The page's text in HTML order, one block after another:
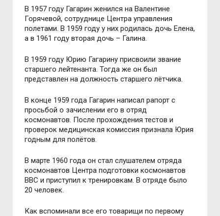
В 1957 году Гагарин женился на Валентине
Горячевой, сотруднице Центра управления
полетами. В 1959 году у них родилась дочь Елена,
а в 1961 году вторая дочь – Галина.
В 1959 году Юрию Гагарину присвоили звание
старшего лейтенанта. Тогда же он был
представлен на должность старшего лётчика.
В конце 1959 года Гагарин написал рапорт с
просьбой о зачислении его в отряд
космонавтов. После прохождения тестов и
проверок медицинская комиссия признала Юрия
годным для полётов.
В марте 1960 года он стал слушателем отряда
космонавтов Центра подготовки космонавтов
ВВС и приступил к тренировкам. В отряде было
20 человек.
Как вспоминали все его товарищи по первому